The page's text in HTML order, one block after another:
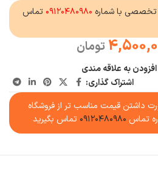
با شماره ۰۹۱۲۰۴۸۰۹۸۰ تماس
تومان
افزودن به علاقه مندی
اشتراک گذاری:
داشتن قیمت مناسب تر از فروشگاه
تماس ۰۹۱۲۰۴۸۰۹۸۰ تماس بگیرید